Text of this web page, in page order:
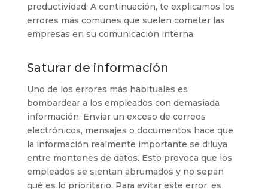
productividad. A continuación, te explicamos los
errores más comunes que suelen cometer las
empresas en su comunicación interna.
Saturar de información
Uno de los errores más habituales es
bombardear a los empleados con demasiada
información. Enviar un exceso de correos
electrónicos, mensajes o documentos hace que
la información realmente importante se diluya
entre montones de datos. Esto provoca que los
empleados se sientan abrumados y no sepan
qué es lo prioritario. Para evitar este error, es